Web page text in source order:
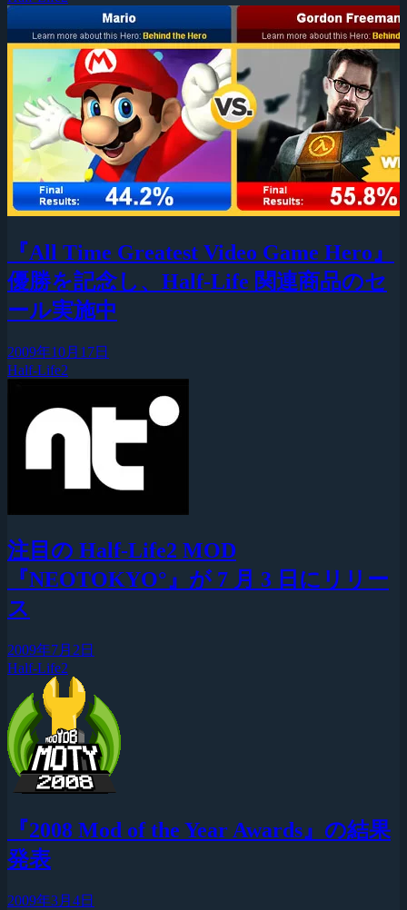
『All Time Greatest Video Game Hero』
優勝を記念し、Half-Life 関連商品のセ
ール実施中
2009年10月17日
Half-Life2
注目の Half-Life2 MOD
『NEOTOKYO°』が 7 月 3 日にリリー
ス
2009年7月2日
Half-Life2
『2008 Mod of the Year Awards』の結果
発表
2009年3月4日